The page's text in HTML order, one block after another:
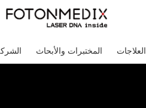
العلاجات المختبرات والأبحاث